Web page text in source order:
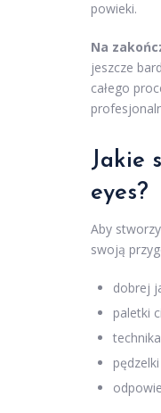
powieki.
Na
jeszcze
całego
Jakie
eyes?
Aby
swoją
dobrej
paletki